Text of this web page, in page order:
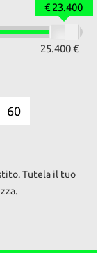
fotografica
d.lgs 206/05
25.400 €
€ 23.400
60
Tutela il tuo